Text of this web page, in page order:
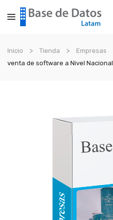
Inicio Tienda Empresas
venta de software a Nivel Nacional